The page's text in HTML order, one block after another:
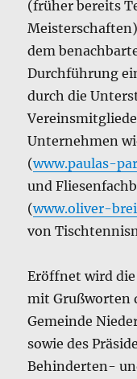
(früher bereits
dem
Durchführung
durch die
Unternehmen
(www.paulas-
und
(www.oliver-
von
Eröffnet wird
mit Grußworten
Gemeinde
sowie des
Behinderten-